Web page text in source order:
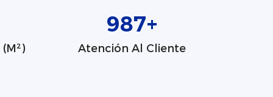
1000+
Atención Al Cliente